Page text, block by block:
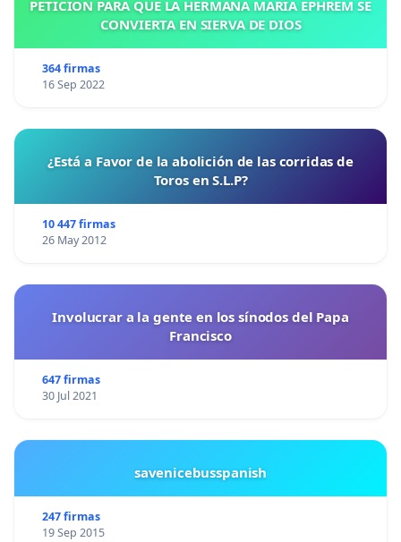
PETICIÓN PARA QUE LA HERMANA MARÍA EPHREM SE
CONVIERTA EN SIERVA DE DIOS
364 firmas
16 Sep 2022
¿Está a Favor de la abolición de las corridas de
Toros en S.L.P?
10 447 firmas
26 May 2012
Involucrar a la gente en los sínodos del Papa
Francisco
647 firmas
30 Jul 2021
savenicebusspanish
247 firmas
19 Sep 2015